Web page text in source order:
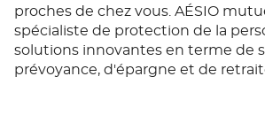
proches de chez vous. AÉSIO
spécialiste de protection de la
solutions innovantes en terme de
prévoyance, d'épargne et de